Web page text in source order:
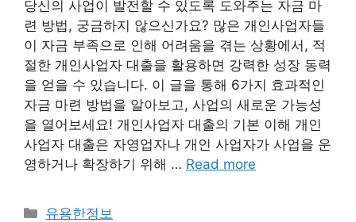
당신의 사업이 발전할 수 있도록 도와주는 자금 마
련 방법, 궁금하지 않으신가요? 많은 개인사업자들
이 자금 부족으로 인해 어려움을 겪는 상황에서, 적
절한 개인사업자 대출을 활용하면 강력한 성장 동력
을 얻을 수 있습니다. 이 글을 통해 6가지 효과적인
자금 마련 방법을 알아보고, 사업의 새로운 가능성
을 열어보세요! 개인사업자 대출의 기본 이해 개인
사업자 대출은 자영업자나 개인 사업자가 사업을 운
영하거나 확장하기 위해 … Read more
Categories
유용한정보